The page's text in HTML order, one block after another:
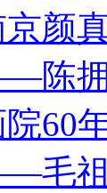
京颜
陈
60
毛